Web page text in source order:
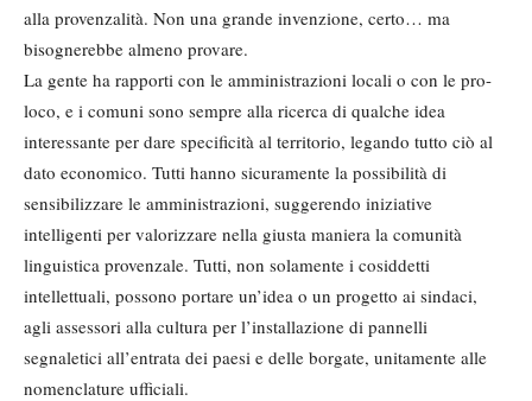
alla provenzalità. Non una grande invenzione, certo… ma
bisognerebbe almeno provare.
La gente ha rapporti con le amministrazioni locali o con le pro-
loco, e i comuni sono sempre alla ricerca di qualche idea
interessante per dare specificità al territorio, legando tutto ciò al
dato economico. Tutti hanno sicuramente la possibilità di
sensibilizzare le amministrazioni, suggerendo iniziative
intelligenti per valorizzare nella giusta maniera la comunità
linguistica provenzale. Tutti, non solamente i cosiddetti
intellettuali, possono portare un’idea o un progetto ai sindaci,
agli assessori alla cultura per l’installazione di pannelli
segnaletici all’entrata dei paesi e delle borgate, unitamente alle
nomenclature ufficiali.